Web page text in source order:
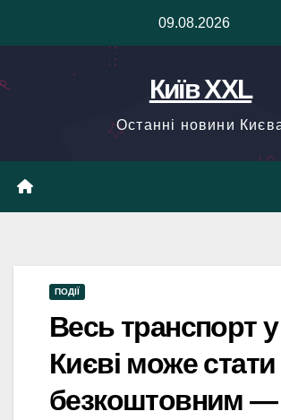
09.08.2026
Київ XXL
Останні новини
ПОДІЇ
Весь транспорт у
Києві може стати
безкоштовним —